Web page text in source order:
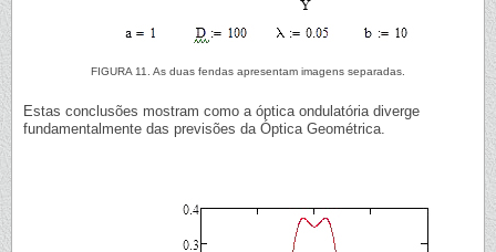
FIGURA 11. As duas fendas apresentam imagens separadas.
Estas conclusões mostram como a óptica ondulatória diverge
fundamentalmente das previsões da Óptica Geométrica.